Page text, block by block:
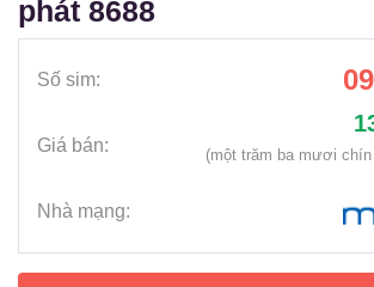
phát 8688
Số sim:
Giá bán:
(một trăm ba mươi
Nhà mạng: